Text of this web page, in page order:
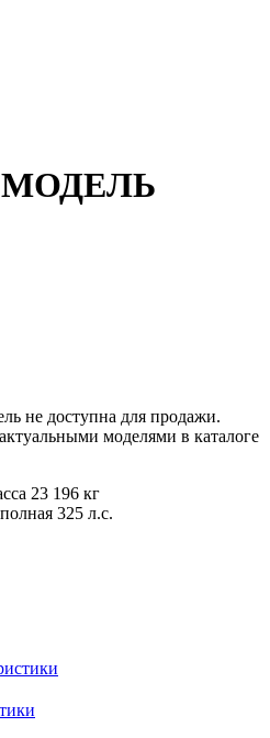
не доступна для продажи.
моделями в каталоге
23 196 кг
325 л.с.